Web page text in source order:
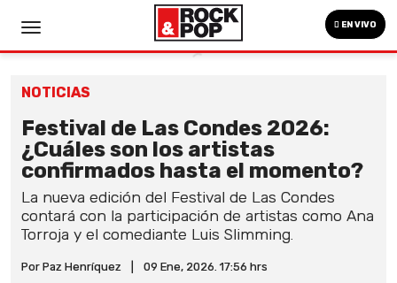
EN VIVO
NOTICIAS
Festival de Las Condes 2026:
¿Cuáles son los artistas
confirmados hasta el momento?
La nueva edición del Festival de Las Condes
contará con la participación de artistas como Ana
Torroja y el comediante Luis Slimming.
Por Paz Henríquez 09 Ene, 2026. 17:56 hrs